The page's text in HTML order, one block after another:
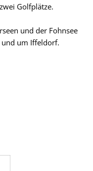
Golfplätze.
und der Fohnsee
und um Iffeldorf.